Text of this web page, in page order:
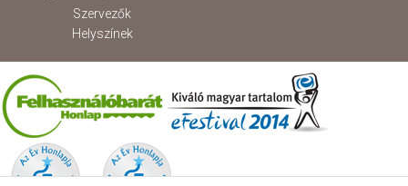
Szervezők
Helyszínek